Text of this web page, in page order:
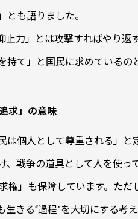
とも語りました。
止力」とは攻撃すればやり
持て」と国民に求めている
求」の意味
は個人として尊重される」と
、戦争の道具として人を使っ
権」も保障しています。た
きる“過程”を大切にする考